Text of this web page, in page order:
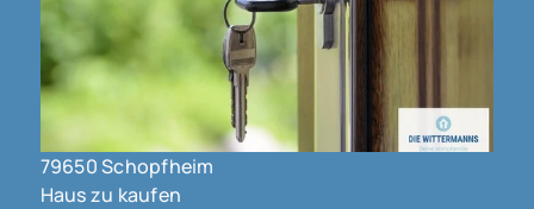
79650 Schopfheim
Haus zu kaufen